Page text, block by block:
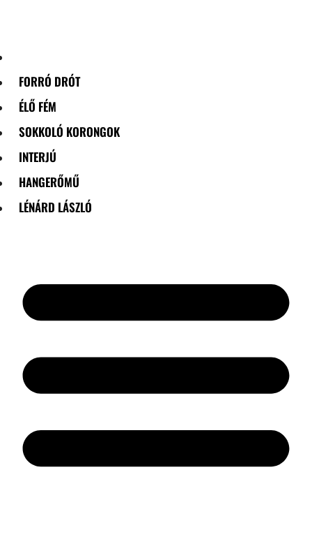
FORRÓ DRÓT
ÉLŐ FÉM
SOKKOLÓ KORONGOK
INTERJÚ
HANGERŐMŰ
LÉNÁRD LÁSZLÓ